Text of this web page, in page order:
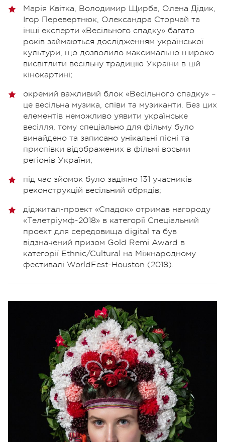
Марія Квітка, Володимир Щирба, Олена Дідик,
Ігор Перевертнюк, Олександра Сторчай та
інші експерти «Весільного спадку» багато
років займаються дослідженням української
культури, що дозволило максимально широко
висвітлити весільну традицію України в цій
кінокартині;
окремий важливий блок «Весільного спадку» –
це весільна музика, співи та музиканти. Без цих
елементів неможливо уявити українське
весілля, тому спеціально для фільму було
винайдено та записано унікальні пісні та
приспівки відображених в фільмі восьми
регіонів України;
під час зйомок було задіяно 131 учасників
реконструкцій весільний обрядів;
діджитал-проект «Спадок» отримав нагороду
«Телетріумф-2018» в категорії Спеціальний
проект для середовища digital та був
відзначений призом Gold Remi Award в
категорії Ethnic/Cultural на Міжнародному
фестивалі WorldFest-Houston (2018).